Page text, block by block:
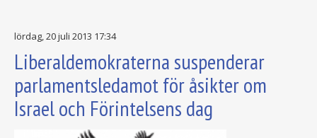
lördag, 20 juli 2013 17:34
Liberaldemokraterna suspenderar
parlamentsledamot för åsikter om
Israel och Förintelsens dag